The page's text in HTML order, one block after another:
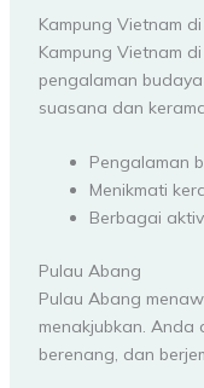
Kampung Vietnam
Kampung Vietnam
pengalaman
suasana dan
Pengalaman
Menikmati
Berbagai
Pulau Abang
Pulau Abang
menakjubkan. Anda
berenang, dan